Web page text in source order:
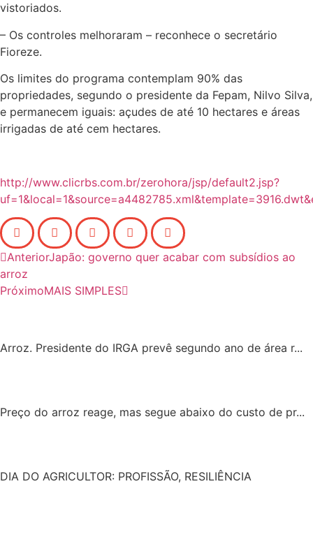
vistoriados.
– Os controles melhoraram – reconhece o secretário
Fioreze.
Os limites do programa contemplam 90% das
propriedades, segundo o presidente da Fepam, Nilvo Silva,
e permanecem iguais: açudes de até 10 hectares e áreas
irrigadas de até cem hectares.
http://www.clicrbs.com.br/zerohora/jsp/default2.jsp?
AnteriorJapão: governo quer acabar com subsídios ao
arroz
PróximoMAIS SIMPLES
Arroz. Presidente do IRGA prevê segundo ano de área r...
Preço do arroz reage, mas segue abaixo do custo de pr...
DIA DO AGRICULTOR: PROFISSÃO, RESILIÊNCIA